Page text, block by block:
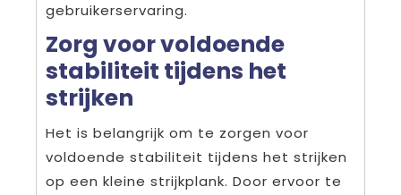
gebruikerservaring.
Zorg voor voldoende
stabiliteit tijdens het
strijken
Het is belangrijk om te zorgen voor
voldoende stabiliteit tijdens het strijken
op een kleine strijkplank. Door ervoor te